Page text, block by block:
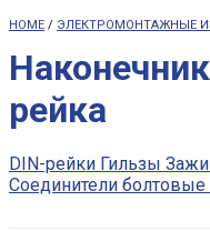
HOME / ЭЛЕКТРОМОНТАЖНЫЕ
рейка
DIN-рейки Гильзы
Соединители болтовые